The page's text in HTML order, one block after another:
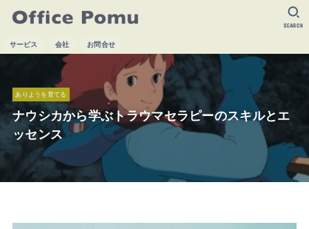
サービス 会社 お問合せ
SEARCH
ありようを育てる
ナウシカから学ぶトラウマセラピーのスキルとエ
ッセンス